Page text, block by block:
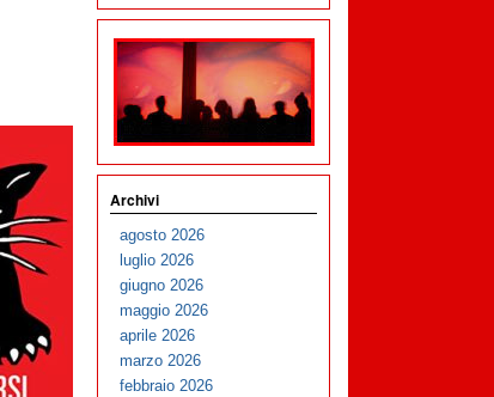
Archivi
agosto 2026
luglio 2026
giugno 2026
maggio 2026
aprile 2026
marzo 2026
febbraio 2026